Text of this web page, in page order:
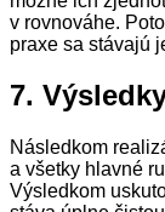
v rovnováhe.
praxe sa stávajú
7.
Následkom
a všetky hlavné
Výsledkom